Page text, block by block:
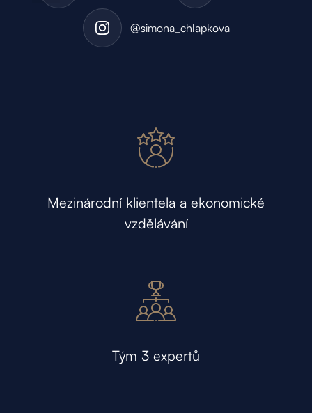
@simona_chlapkova
Mezinárodní klientela a ekonomické
vzdělávání
Tým 3 expertů